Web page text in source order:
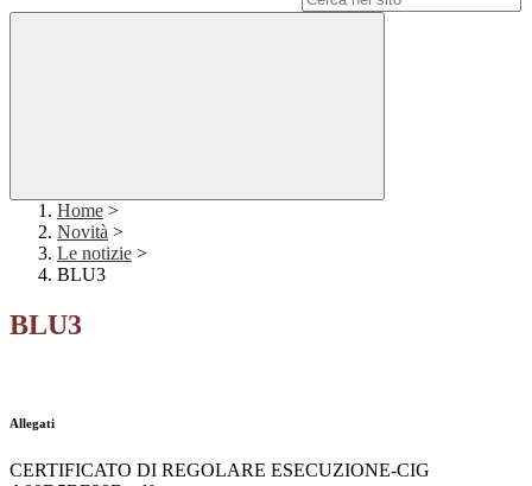
Home >
Novità >
Le notizie >
BLU3
BLU3
Allegati
CERTIFICATO DI REGOLARE ESECUZIONE-CIG